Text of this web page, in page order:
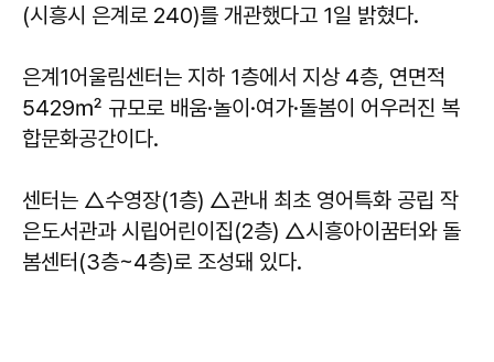
(시흥시 은계로 240)를 개관했다고 1일 밝혔다.
은계1어울림센터는 지하 1층에서 지상 4층, 연면적
5429㎡ 규모로 배움·놀이·여가·돌봄이 어우러진 복
합문화공간이다.
센터는 △수영장(1층) △관내 최초 영어특화 공립 작
은도서관과 시립어린이집(2층) △시흥아이꿈터와 돌
봄센터(3층~4층)로 조성돼 있다.